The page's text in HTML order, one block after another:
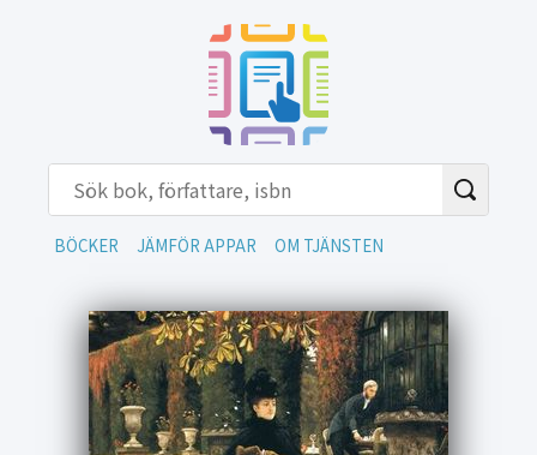
BÖCKER JÄMFÖR APPAR OM TJÄNSTEN